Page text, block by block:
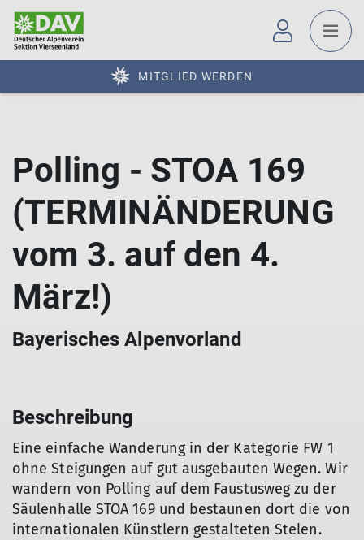
MITGLIED WERDEN
Polling - STOA 169
(TERMINÄNDERUNG
vom 3. auf den 4.
März!)
Bayerisches Alpenvorland
Beschreibung
Eine einfache Wanderung in der Kategorie FW 1
ohne Steigungen auf gut ausgebauten Wegen. Wir
wandern von Polling auf dem Faustusweg zu der
Säulenhalle STOA 169 und bestaunen dort die von
internationalen Künstlern gestalteten Stelen.